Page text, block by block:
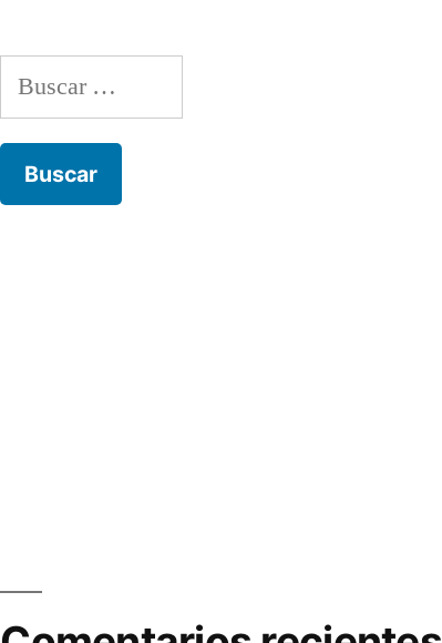
clave”
Buscar: